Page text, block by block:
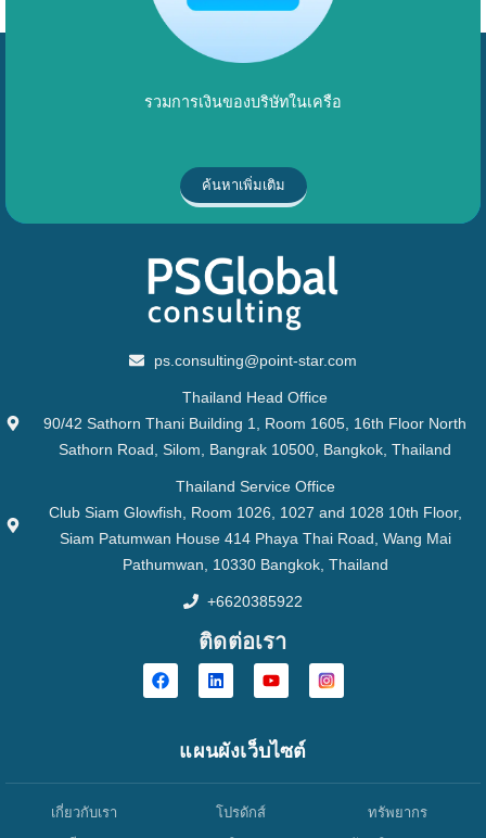
รวมการเงินของบริษัทในเครือ
ค้นหาเพิ่มเติม
ps.consulting@point-star.com
Thailand Head Office
90/42 Sathorn Thani Building 1, Room 1605, 16th Floor North
Sathorn Road, Silom, Bangrak 10500, Bangkok, Thailand
Thailand Service Office
Club Siam Glowfish, Room 1026, 1027 and 1028 10th Floor,
Siam Patumwan House 414 Phaya Thai Road, Wang Mai
Pathumwan, 10330 Bangkok, Thailand
+6620385922
ติดต่อเรา
แผนผังเว็บไซต์
เกี่ยวกับเรา
โปรดักส์
ทรัพยากร